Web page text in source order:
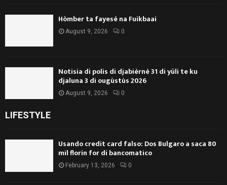
Hòmber ta fayesé na Fuikbaai
August 9, 2026 0
Notisia di polis di djabièrnè 31 di yüli te ku
djaluna 3 di ougùstùs 2026
August 9, 2026 0
LIFESTYLE
Usando credit card falso: Dos Bulgaro a saca 80
mil florin for di bancomatico
February 13, 2026 0